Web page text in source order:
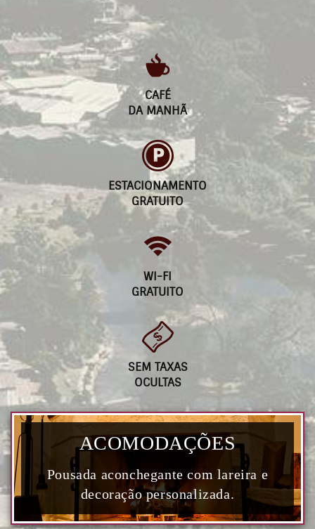
CAFÉ
DA MANHÃ
ESTACIONAMENTO
GRATUITO
WI-FI
GRATUITO
SEM TAXAS
OCULTAS
ACOMODAÇÕES
Pousada aconchegante com lareira e
decoração personalizada.